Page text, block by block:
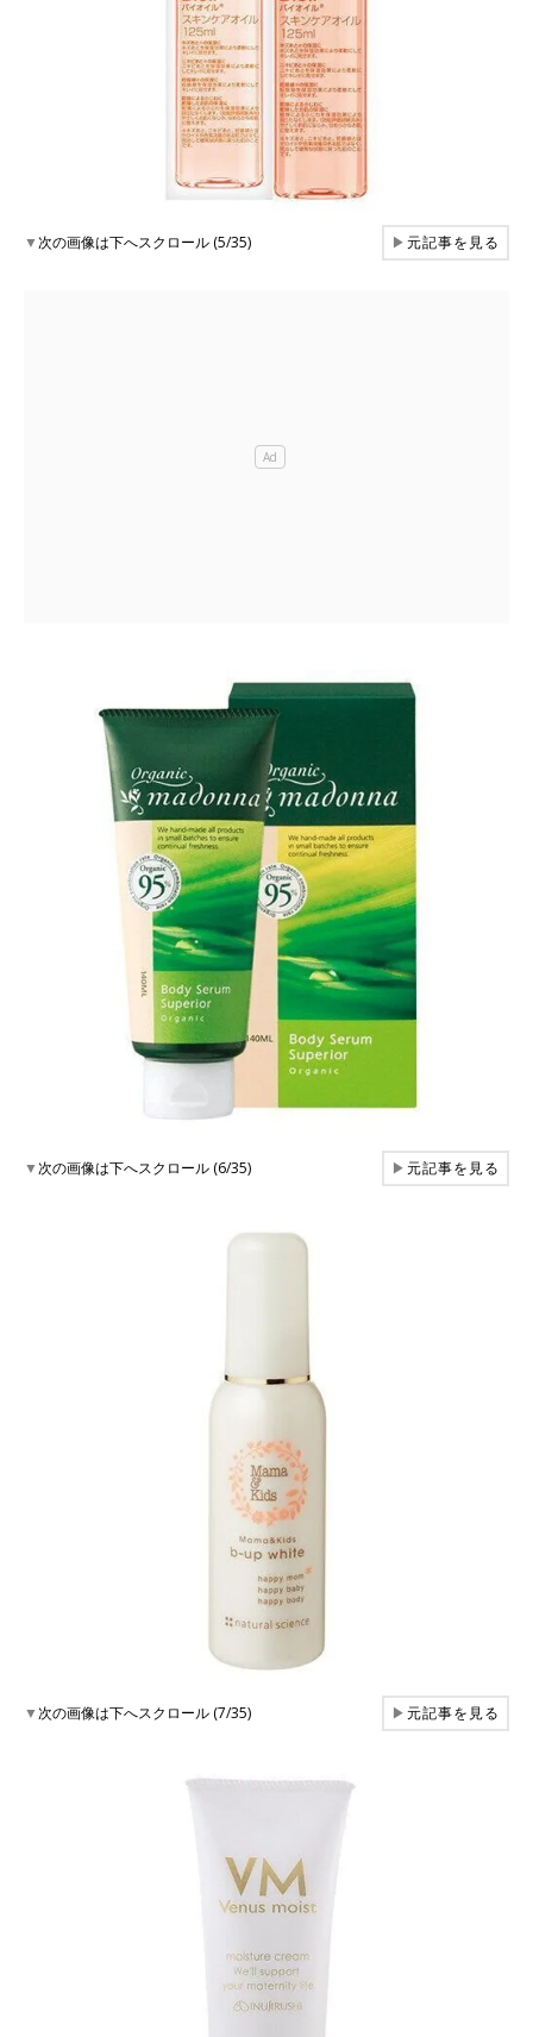
▼次の画像は下へスクロール (5/35) ▶元記事を見る
▼次の画像は下へスクロール (6/35) ▶元記事を見る
▼次の画像は下へスクロール (7/35) ▶元記事を見る